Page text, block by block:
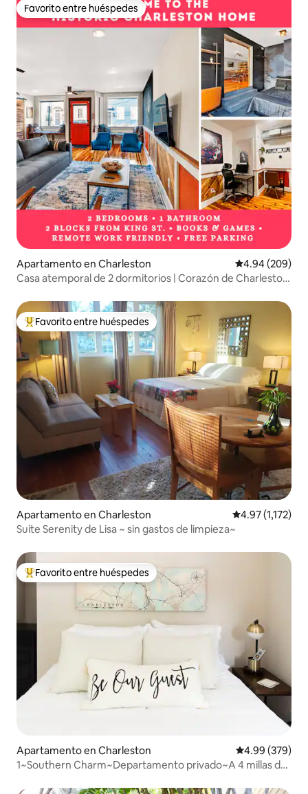
Favorito entre huéspedes
Favorito entre huéspedes
Apartamento en Charleston Calificación
4.94 (209)
Casa atemporal de 2 dormitorios | Corazón de Charleston
Favorito entre huéspedes preferido
Favorito entre huéspedes
Apartamento en Charleston Calificación
4.97 (1,172)
Suite Serenity de Lisa ~ sin gastos de limpieza~
Favorito entre huéspedes preferido
Favorito entre huéspedes
Apartamento en Charleston Calificación
4.99 (379)
1~Southern Charm~Departamento privado~A 4 millas del